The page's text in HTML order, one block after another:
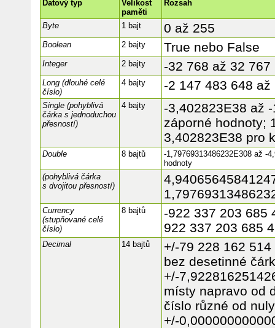
Datový typ
Velikost
paměti
Rozsah
Byte 1 bajt 0 až 255
Boolean 2 bajty True nebo False
Integer 2 bajty -32 768 až 32 767
Long (dlouhé celé
číslo)
4 bajty -2 147 483 648
Single (pohyblivá
čárka s jednoduchou
přesností)
4 bajty
-3,402823E38 až
záporné hodnoty;
3,402823E38 pro
Double 8 bajtů
-1,79769313486232E308 až -
hodnoty
(pohyblivá čárka
s dvojitou přesností)
Currency
(stupňované celé
číslo)
8 bajtů
-922 337 203 685
922 337 203 685
Decimal 14 bajtů
+/-79 228 162
bez desetinné
+/-
místy napravo od
číslo různé od
+/-